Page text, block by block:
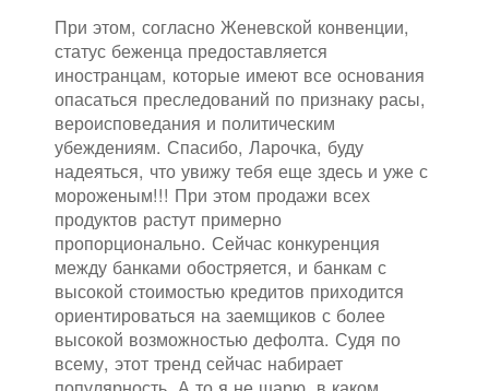
При этом, согласно Женевской конвенции,
статус беженца предоставляется
иностранцам, которые имеют все основания
опасаться преследований по признаку расы,
вероисповедания и политическим
убеждениям. Спасибо, Ларочка, буду
надеяться, что увижу тебя еще здесь и уже с
мороженым!!! При этом продажи всех
продуктов растут примерно
пропорционально. Сейчас конкуренция
между банками обостряется, и банкам с
высокой стоимостью кредитов приходится
ориентироваться на заемщиков с более
высокой возможностью дефолта. Судя по
всему, этот тренд сейчас набирает